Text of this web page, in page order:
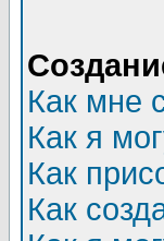
Как мне
Как я
Как
Как